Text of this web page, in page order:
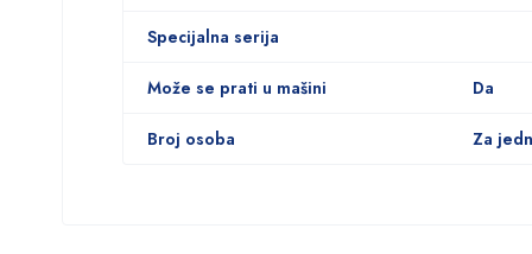
Specijalna serija
Može se prati u mašini Da
Broj osoba Za